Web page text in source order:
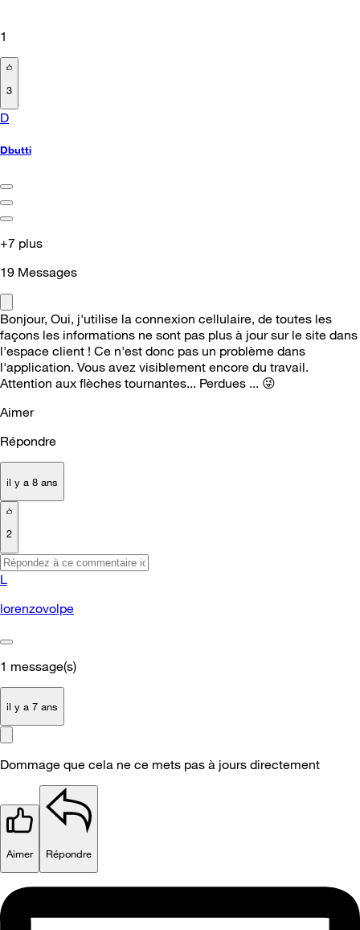
1
3
D
Dbutti
+7 plus
19 Messages
Bonjour, Oui, j'utilise la connexion cellulaire, de toutes les
façons les informations ne sont pas plus à jour sur le site dans
l'espace client ! Ce n'est donc pas un problème dans
l'application. Vous avez visiblement encore du travail.
Attention aux flèches tournantes... Perdues ... 😜
Aimer
Répondre
il y a 8 ans
2
L
lorenzovolpe
1 message(s)
il y a 7 ans
Dommage que cela ne ce mets pas à jours directement
Aimer Répondre